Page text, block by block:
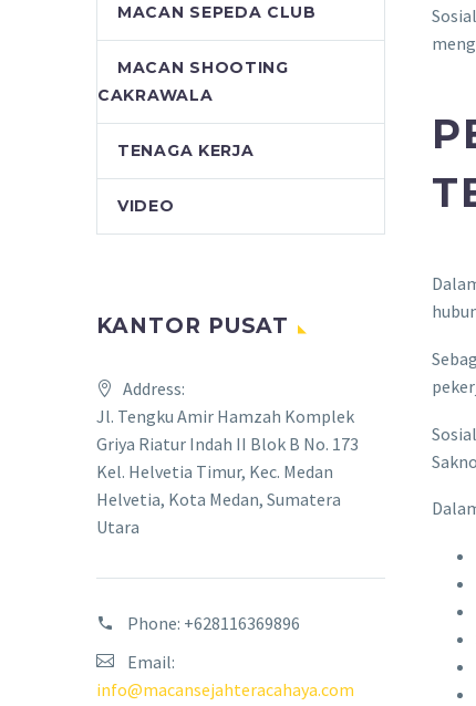
MACAN SEPEDA CLUB
MACAN SHOOTING
CAKRAWALA
TENAGA KERJA
VIDEO
KANTOR PUSAT
Address:
Jl. Tengku Amir Hamzah Komplek
Griya Riatur Indah II Blok B No. 173
Kel. Helvetia Timur, Kec. Medan
Helvetia, Kota Medan, Sumatera
Utara
Phone: +628116369896
Email:
info@macansejahteracahaya.com